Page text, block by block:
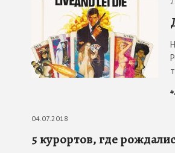
#
04.07.2018
5 курортов, где